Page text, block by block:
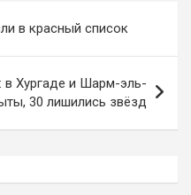
в красный список
в Хургаде и Шарм-эль-
30 лишились звёзд